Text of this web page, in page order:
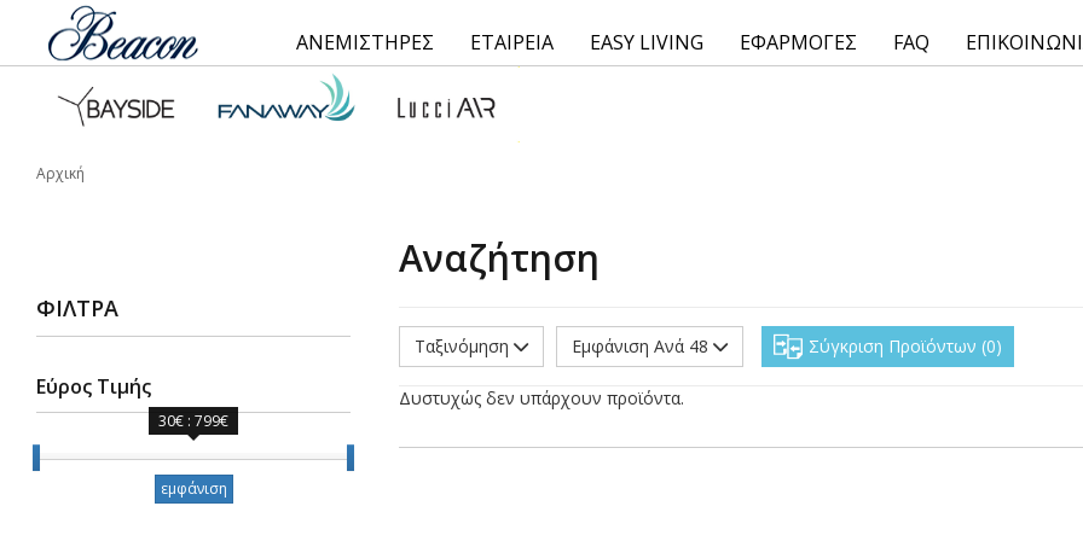
ΑΝΕΜΙΣΤΗΡΕΣ ΕΤΑΙΡΕΙΑ EASY LIVING ΕΦΑΡΜΟΓΕΣ FAQ
Αρχική
ΦΊΛΤΡΑ
Εύρος Τιμής
Εύρος Τιμής
30€ : 799€
εμφάνιση
Αναζήτηση
Ταξινόμηση Εμφάνιση Ανά 48 Σύγκριση Προϊόντων 0
Δυστυχώς δεν υπάρχουν προϊόντα.